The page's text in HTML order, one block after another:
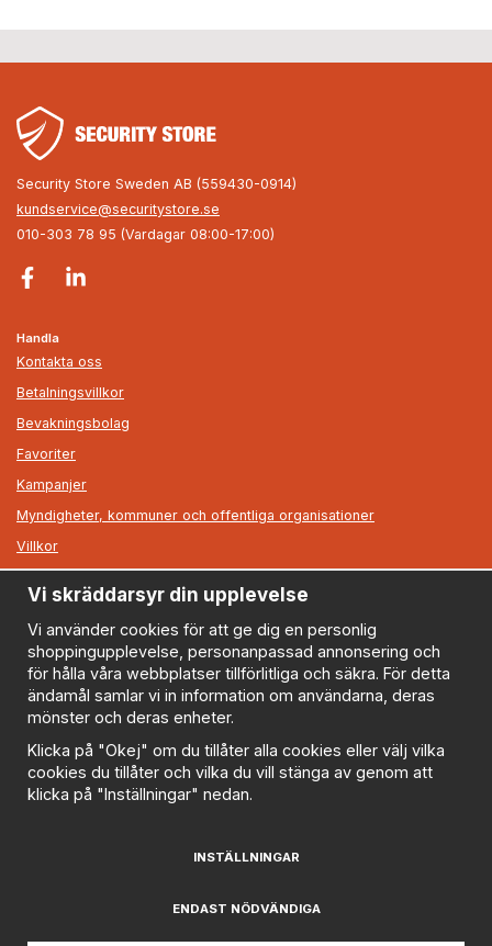
Security Store Sweden AB (559430-0914)
kundservice@securitystore.se
010-303 78 95 (Vardagar 08:00-17:00)
Handla
Kontakta oss
Betalningsvillkor
Bevakningsbolag
Favoriter
Kampanjer
Myndigheter, kommuner och offentliga organisationer
Villkor
Information
Om oss
Nyheter
Nyhetsbrev
Logga in
Om cookies
Cookie inställningar
Vi skräddarsyr din upplevelse
Vi använder cookies för att ge dig en personlig
shoppingupplevelse, personanpassad annonsering och
för hålla våra webbplatser tillförlitliga och säkra. För detta
ändamål samlar vi in information om användarna, deras
mönster och deras enheter.
Klicka på "Okej" om du tillåter alla cookies eller välj vilka
cookies du tillåter och vilka du vill stänga av genom att
klicka på "Inställningar" nedan.
INSTÄLLNINGAR
ENDAST NÖDVÄNDIGA